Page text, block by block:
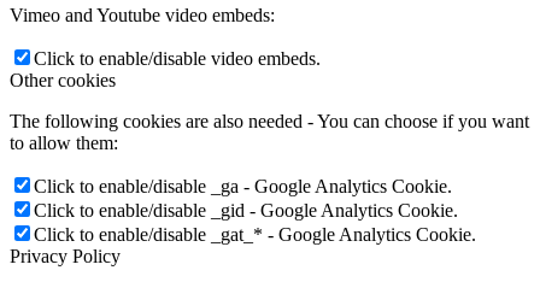
Vimeo and Youtube video embeds:
Click to enable/disable video embeds.
Other cookies
The following cookies are also needed - You can choose if you want
to allow them:
Click to enable/disable _ga - Google Analytics Cookie.
Click to enable/disable _gid - Google Analytics Cookie.
Click to enable/disable _gat_* - Google Analytics Cookie.
Privacy Policy